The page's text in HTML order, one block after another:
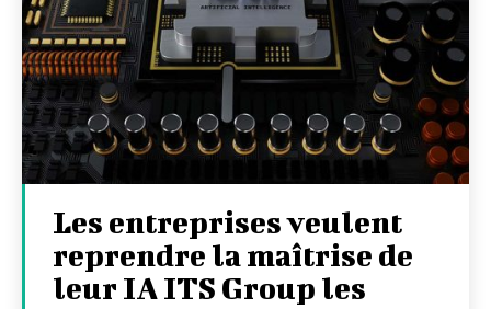
Les entreprises veulent
reprendre la maîtrise de
leur IA ITS Group les